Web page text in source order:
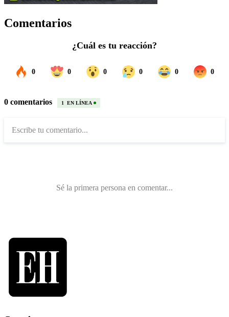
Comentarios